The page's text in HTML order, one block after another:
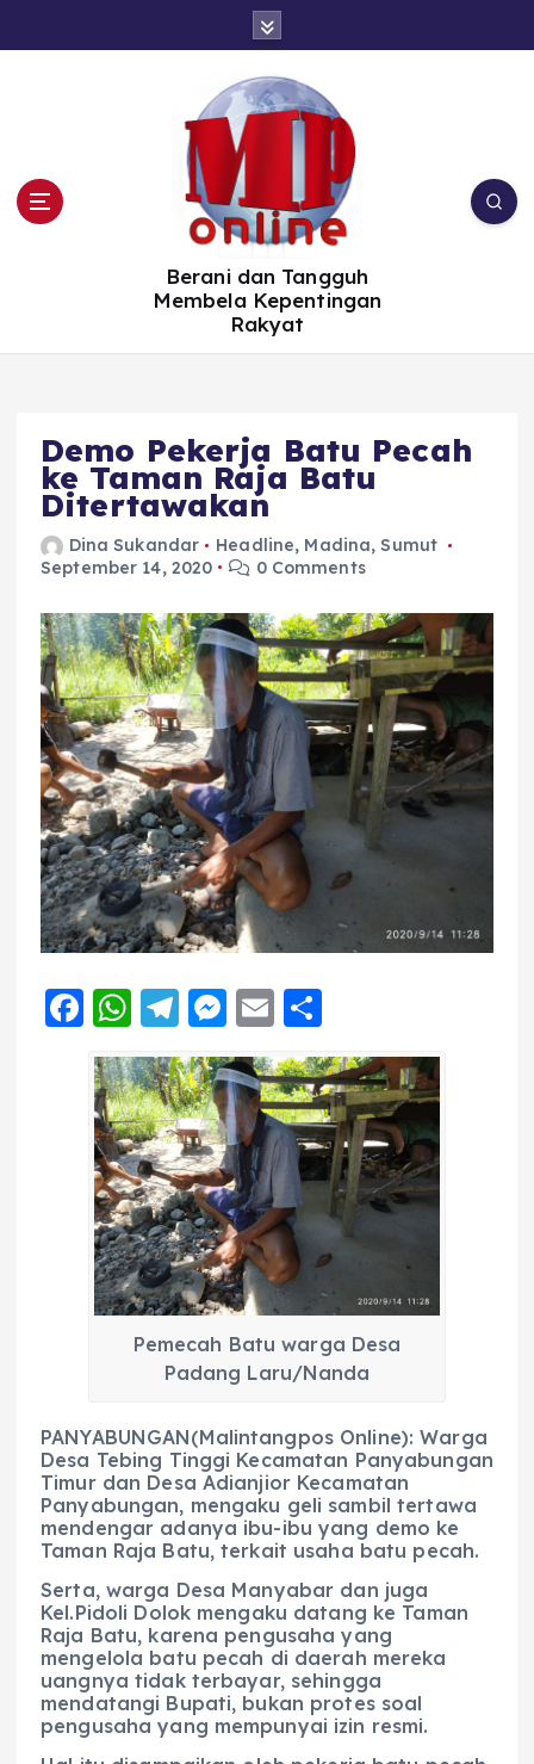
Berani dan Tangguh
Membela Kepentingan
Rakyat
Demo Pekerja Batu Pecah
ke Taman Raja Batu
Ditertawakan
Dina Sukandar Headline, Madina,Sumut
September 14, 2020
0 Comments
F
a
c
e
b
o
o
k
W
h
a
ts
A
p
p
T
el
e
g
r
a
m
M
e
ss
e
n
g
er
E
m
ai
l
h
a
re
Pemecah Batu warga Desa
Padang Laru/Nanda
PANYABUNGAN(Malintangpos Online): Warga
Desa Tebing Tinggi Kecamatan Panyabungan
Timur dan Desa Adianjior Kecamatan
Panyabungan, mengaku geli sambil tertawa
mendengar adanya ibu-ibu yang demo ke
Taman Raja Batu, terkait usaha batu pecah.
Serta, warga Desa Manyabar dan juga
Kel.Pidoli Dolok mengaku datang ke Taman
Raja Batu, karena pengusaha yang
mengelola batu pecah di daerah mereka
uangnya tidak terbayar, sehingga
mendatangi Bupati, bukan protes soal
pengusaha yang mempunyai izin resmi.